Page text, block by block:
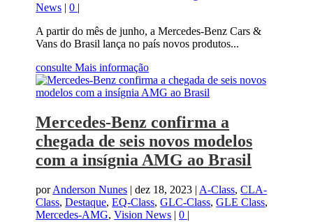
News |0
A partir do mês de junho, a Mercedes-Benz Cars &
Vans do Brasil lança no país novos produtos...
consulte Mais informação
Mercedes-Benz confirma a
chegada de seis novos modelos
com a insígnia AMG ao Brasil
porAnderson Nunes |dez 18, 2023 | A-Class,CLA-
Class,Destaque,EQ-Class,GLC-Class,GLE Class,
Mercedes-AMG,Vision News |0 |